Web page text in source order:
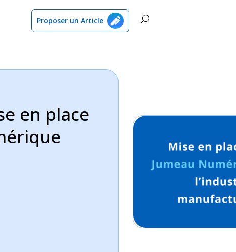
Proposer un Article
en place